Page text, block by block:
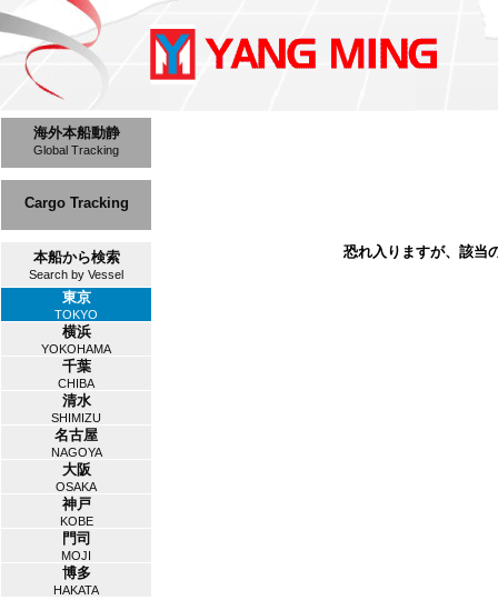
海外本船動静
Global Tracking
Cargo Tracking
本船から検索
Search by Vessel
東京
TOKYO
横浜
YOKOHAMA
千葉
CHIBA
清水
SHIMIZU
名古屋
NAGOYA
大阪
OSAKA
神戸
KOBE
門司
MOJI
博多
HAKATA
恐れ入りますが、該当